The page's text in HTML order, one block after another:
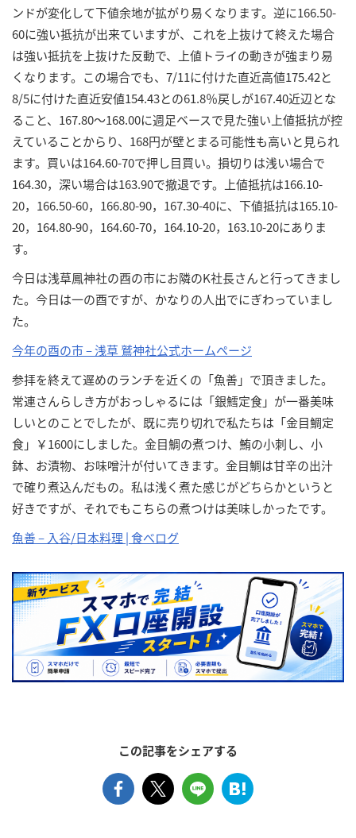
ンドが変化して下値余地が拡がり易くなります。逆に166.50-
60に強い抵抗が出来ていますが、これを上抜けて終えた場合
は強い抵抗を上抜けた反動で、上値トライの動きが強まり易
くなります。この場合でも、7/11に付けた直近高値175.42と
8/5に付けた直近安値154.43との61.8％戻しが167.40近辺とな
ること、167.80～168.00に週足ベースで見た強い上値抵抗が控
えていることからり、168円が壁とまる可能性も高いと見られ
ます。買いは164.60-70で押し目買い。損切りは浅い場合で
164.30，深い場合は163.90で撤退です。上値抵抗は166.10-
20，166.50-60，166.80-90，167.30-40に、下値抵抗は165.10-
20，164.80-90，164.60-70，164.10-20，163.10-20にありま
す。
今日は浅草鳳神社の酉の市にお隣のK社長さんと行ってきまし
た。今日は一の酉ですが、かなりの人出でにぎわっていまし
た。
今年の酉の市 – 浅草 鷲神社公式ホームページ
参拝を終えて遅めのランチを近くの「魚善」で頂きました。
常連さんらしき方がおっしゃるには「銀鱈定食」が一番美味
しいとのことでしたが、既に売り切れで私たちは「金目鯛定
食」￥1600にしました。金目鯛の煮つけ、鮪の小刺し、小
鉢、お漬物、お味噌汁が付いてきます。金目鯛は甘辛の出汁
で確り煮込んだもの。私は浅く煮た感じがどちらかというと
好きですが、それでもこちらの煮つけは美味しかったです。
魚善 – 入谷/日本料理 | 食べログ
この記事をシェアする